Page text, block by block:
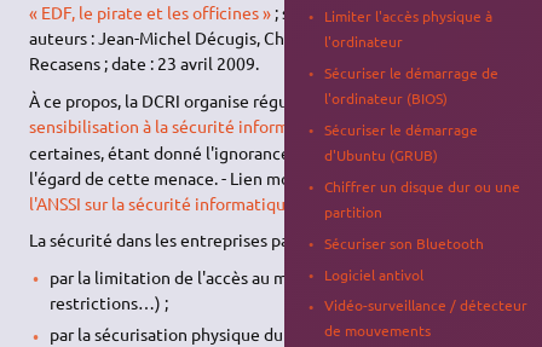
« EDF, le pirate et les officines » ; site : Archives Le Point ;
auteurs : Jean-Michel Décugis, Christope Labbé, Olivia
Recasens ; date : 23 avril 2009.
À ce propos, la DCRI organise régulièrement desstages de
sensibilisation à la sécurité informatique
, avec des difficultés
certaines, étant donné l'ignorance totale des utilisateurs à
l'égard de cette menace. - Lien mort ! Voir aussi :
Formations de
l'ANSSI sur la sécurité informatique
La sécurité dans les entreprises passe donc :
par la limitation de l'accès au matériel (zones réservées,
restrictions…) ;
par la sécurisation physique du matériel (antivols, armoires
Limiter l'accès physique à
l'ordinateur
Sécuriser le démarrage de
l'ordinateur (BIOS)
Sécuriser le démarrage
d'Ubuntu (GRUB)
Chiffrer un disque dur ou une
partition
Sécuriser son Bluetooth
Logiciel antivol
Vidéo-surveillance / détecteur
de mouvements